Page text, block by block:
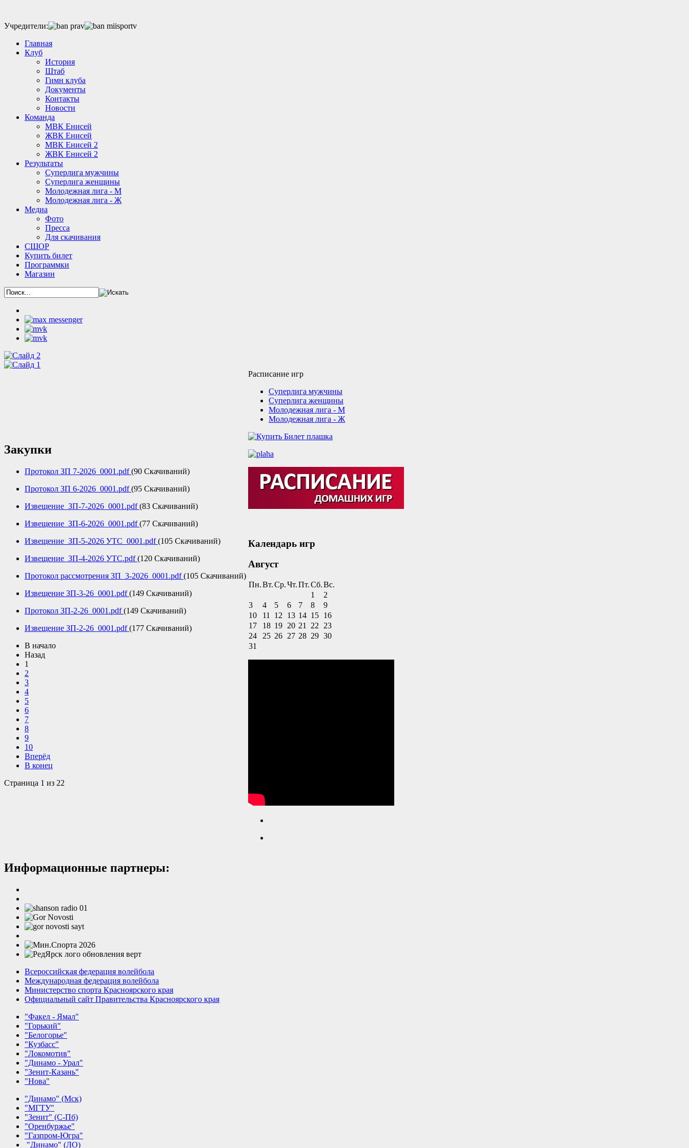
Учредители:
Главная
Клуб
История
Штаб
Гимн клуба
Документы
Контакты
Новости
Команда
МВК Енисей
ЖВК Енисей
МВК Енисей 2
ЖВК Енисей 2
Результаты
Суперлига мужчины
Суперлига женщины
Молодежная лига - М
Молодежная лига - Ж
Медиа
Фото
Пресса
Для скачивания
СШОР
Купить билет
Программки
Магазин
Закупки
Протокол ЗП 7-2026_0001.pdf(90 Скачиваний)
Протокол ЗП 6-2026_0001.pdf(95 Скачиваний)
Извещение_ЗП-7-2026_0001.pdf(83 Скачиваний)
Извещение_ЗП-6-2026_0001.pdf(77 Скачиваний)
Извещение_ЗП-5-2026 УТС_0001.pdf(105 Скачиваний)
Извещение_ЗП-4-2026 УТС.pdf(120 Скачиваний)
Протокол рассмотрения ЗП_3-2026_0001.pdf(105 Скачиваний)
Извещение ЗП-3-26_0001.pdf(149 Скачиваний)
Протокол ЗП-2-26_0001.pdf(149 Скачиваний)
Извещение ЗП-2-26_0001.pdf(177 Скачиваний)
В начало
Назад
1
2
3
4
5
6
7
8
9
10
Вперёд
В конец
Страница 1 из 22
Расписание игр
Суперлига мужчины
Суперлига женщины
Молодежная лига - М
Молодежная лига - Ж
Календарь игр
Август
Пн.Вт.Ср.Чт.Пт.Сб.Вс.
1
2
3
4 5 6 7 8
9
10
11 12 13 14 15 16
17
18 19 20 21 22
23
24
25 26 27 28 29 30
31
Информационные партнеры:
Всероссийская федерация волейбола
Международная федерация волейбола
Министерство спорта Красноярского края
Официальный сайт Правительства Красноярского края
"Факел - Ямал"
"Горький"
"Белогорье"
"Кузбасс"
"Локомотив"
"Динамо - Урал"
"Зенит-Казань"
"Нова"
"Динамо" (Мск)
"МГТУ"
"Зенит" (С-Пб)
"Оренбуржье"
"Газпром-Югра"
"Динамо" (ЛО)